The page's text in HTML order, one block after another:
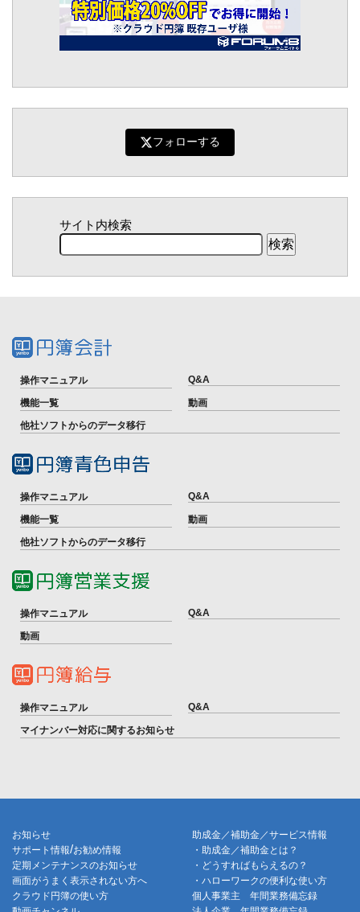
フォローする
サイト内検索
操作マニュアル Q&A
機能一覧
動画
他社ソフトからのデータ移行
操作マニュアル Q&A
機能一覧
動画
他社ソフトからのデータ移行
操作マニュアル Q&A
動画
操作マニュアル Q&A
マイナンバー対応に関するお知らせ
お知らせ
サポート情報/お勧め情報
定期メンテナンスのお知らせ
画面がうまく表示されない方へ
クラウド円簿の使い方
助成金／補助金／サービス情報
・助成金／補助金とは？
・どうすればもらえるの？
・ハローワークの便利な使い方
個人事業主 年間業務備忘録